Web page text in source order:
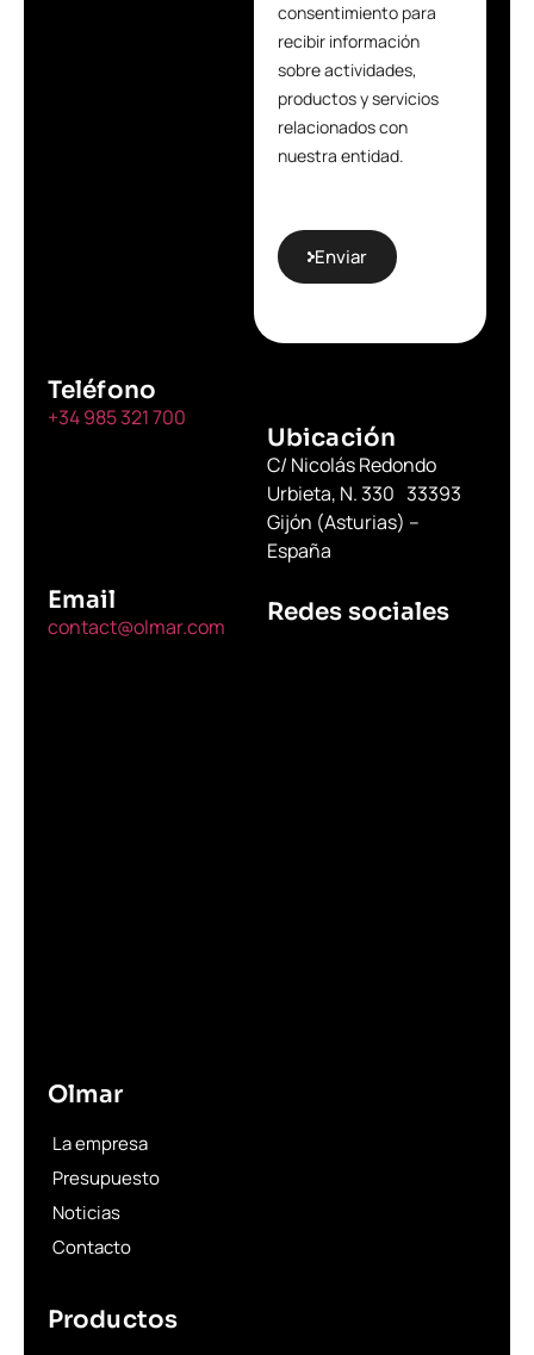
Teléfono
+34 985 321 700
Ubicación
C/ Nicolás Redondo
Urbieta, N. 330 33393
Gijón (Asturias) –
España
Email
contact@olmar.com Redes sociales
consentimiento para
recibir información
sobre actividades,
productos y servicios
relacionados con
nuestra entidad.
Enviar
Olmar
La empresa
Presupuesto
Noticias
Contacto
Productos